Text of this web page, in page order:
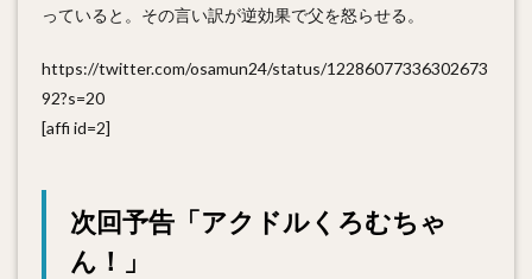
っていると。その言い訳が逆効果で父を怒らせる。
https://twitter.com/osamun24/status/12286077336302673
92?s=20
[affi id=2]
次回予告「アクドルくろむちゃ
ん！」